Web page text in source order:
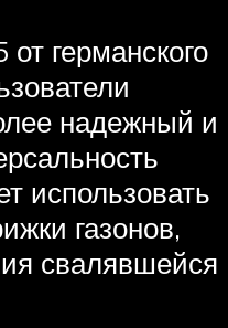
германского
надежный и
использовать
газонов,
свалявшейся